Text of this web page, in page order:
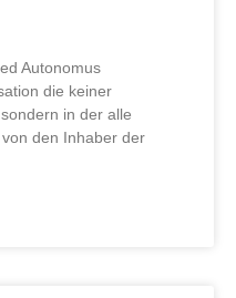
Autonomus
die keiner
in der alle
den Inhaber der